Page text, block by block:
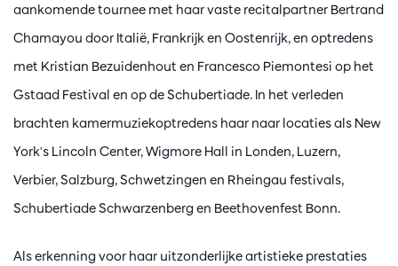
aankomende tournee met haar vaste recitalpartner Bertrand
Chamayou door Italië, Frankrijk en Oostenrijk, en optredens
met Kristian Bezuidenhout en Francesco Piemontesi op het
Gstaad Festival en op de Schubertiade. In het verleden
brachten kamermuziekoptredens haar naar locaties als New
York's Lincoln Center, Wigmore Hall in Londen, Luzern,
Verbier, Salzburg, Schwetzingen en Rheingau festivals,
Schubertiade Schwarzenberg en Beethovenfest Bonn.
Als erkenning voor haar uitzonderlijke artistieke prestaties